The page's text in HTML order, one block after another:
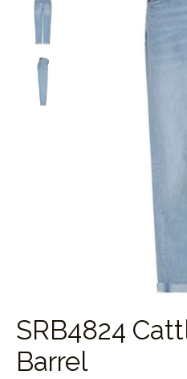
SRB4824
Barrel